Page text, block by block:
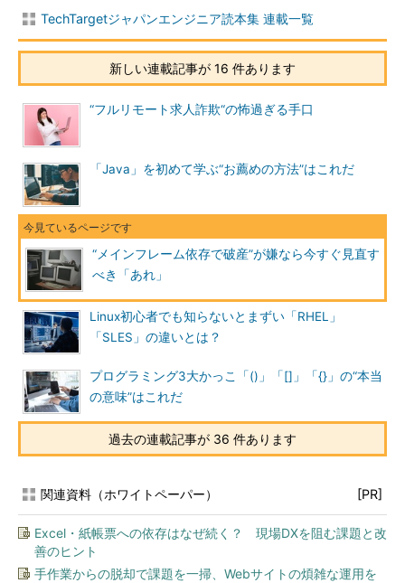
TechTargetジャパンエンジニア読本集 連載一覧
新しい連載記事が 16 件あります
“フルリモート求人詐欺“の怖過ぎる手口
「Java」を初めて学ぶ“お薦めの方法”はこれだ
“メインフレーム依存で破産”が嫌なら今すぐ見直す
べき「あれ」
Linux初心者でも知らないとまずい「RHEL」
「SLES」の違いとは？
プログラミング3大かっこ「()」「[]」「{}」の“本当
の意味”はこれだ
過去の連載記事が 36 件あります
関連資料（ホワイトペーパー） [PR]
Excel・紙帳票への依存はなぜ続く？ 現場DXを阻む課題と改
善のヒント
手作業からの脱却で課題を一掃、Webサイトの煩雑な運用を